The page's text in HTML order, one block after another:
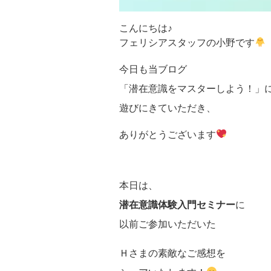
こんにちは♪
フェリシアスタッフの小野です
今日も当ブログ
「潜在意識をマスターしよう！」
遊びにきていただき、
ありがとうございます
本日は、
潜在意識体験入門セミナーに
以前ご参加いただいた
Ｈさまの素敵なご感想を